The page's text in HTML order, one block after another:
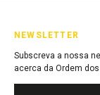
NEWSLETTER
Subscreva a nossa
acerca da Ordem